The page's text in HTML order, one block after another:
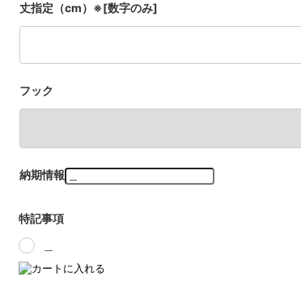
丈指定（cm）※[数字のみ]
フック
納期情報
特記事項